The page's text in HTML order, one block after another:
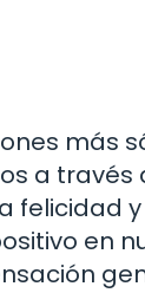
más
a
en